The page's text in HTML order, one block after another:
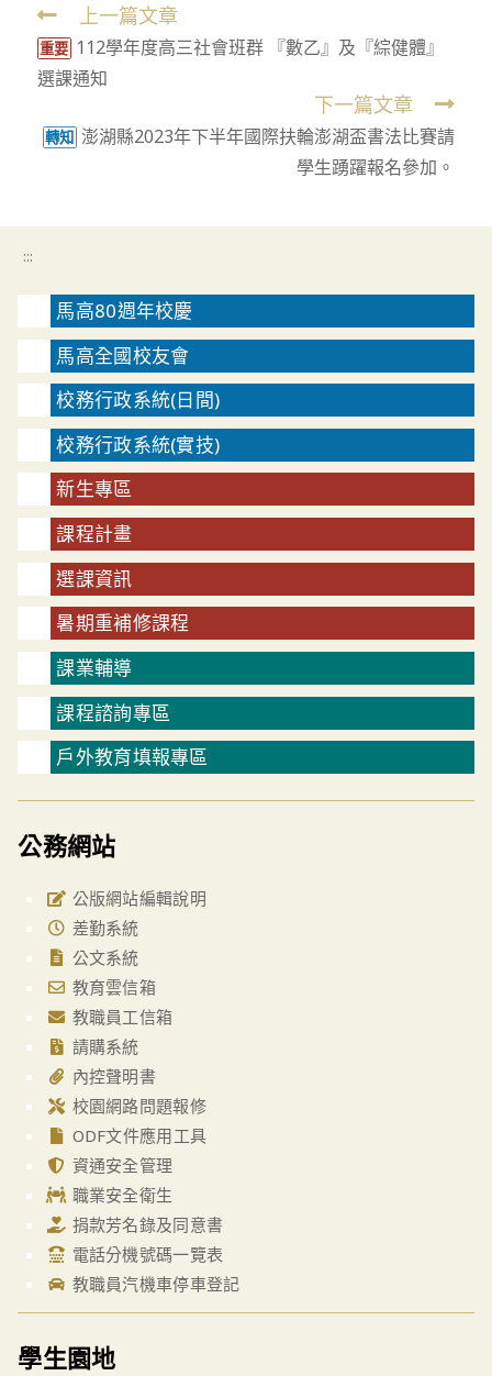
Read
more
articles
上一篇文章
重要 112學年度高三社會班群 『數乙』及『綜健體』
選課通知
下一篇文章
轉知 澎湖縣2023年下半年國際扶輪澎湖盃書法比賽請
學生踴躍報名參加。
:::
馬高80週年校慶
馬高全國校友會
校務行政系統(日間)
校務行政系統(實技)
新生專區
課程計畫
選課資訊
暑期重補修課程
課業輔導
課程諮詢專區
戶外教育填報專區
公務網站
公版網站編輯說明
差勤系統
公文系統
教育雲信箱
教職員工信箱
請購系統
內控聲明書
校園網路問題報修
ODF文件應用工具
資通安全管理
職業安全衛生
捐款芳名錄及同意書
電話分機號碼一覽表
教職員汽機車停車登記
學生園地